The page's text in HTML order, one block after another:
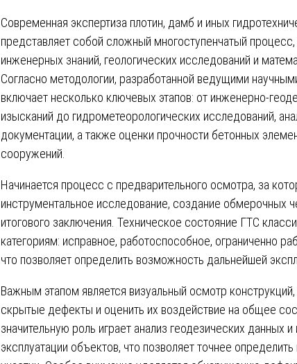
Современная экспертиза плотин, дамб и иных
представляет собой сложный многоступенчатый
инженерных знаний, геологических исследований и
Согласно методологии, разработанной ведущими
включает несколько ключевых этапов: от инженерно-
изысканий до гидрометеорологических исследований,
документации, а также оценки прочности бетонных
сооружений.
Начинается процесс с предварительного осмотра, за
инструментальное исследование, создание обмерочных
итогового заключения. Техническое состояние ГТС
категориям: исправное, работоспособное, ограниченно
что позволяет определить возможность дальнейшей
Важным этапом является визуальный осмотр
скрытые дефекты и оценить их воздействие на общее
значительную роль играет анализ геодезических данных и
эксплуатации объектов, что позволяет точнее